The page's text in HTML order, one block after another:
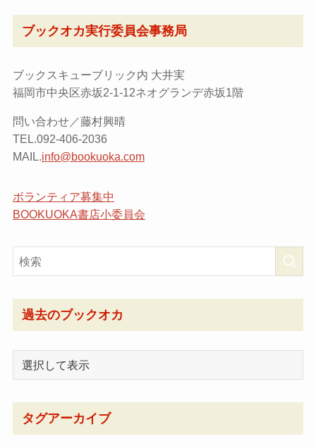
ブックオカ実行委員会事務局
ブックスキューブリック内 大井実
福岡市中央区赤坂2-1-12ネオグランデ赤坂1階
問い合わせ／藤村興晴
TEL.092-406-2036
MAIL.info@bookuoka.com
ボランティア募集中
BOOKUOKA書店小委員会
過去のブックオカ
タグアーカイブ